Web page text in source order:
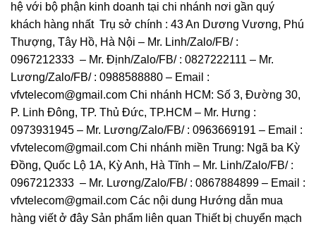
hệ với bộ phận kinh doanh tại chi nhánh nơi gần quý
khách hàng nhất Trụ sở chính : 43 An Dương Vương, Phú
Thượng, Tây Hồ, Hà Nội – Mr. Linh/Zalo/FB/ :
0967212333 – Mr. Định/Zalo/FB/ : 0827222111 – Mr.
Lương/Zalo/FB/ : 0988588880 – Email :
vfvtelecom@gmail.com Chi nhánh HCM: Số 3, Đường 30,
P. Linh Đông, TP. Thủ Đức, TP.HCM – Mr. Hưng :
0973931945 – Mr. Lương/Zalo/FB/ : 0963669191 – Email :
vfvtelecom@gmail.com Chi nhánh miền Trung: Ngã ba Kỳ
Đồng, Quốc Lộ 1A, Kỳ Anh, Hà Tĩnh – Mr. Linh/Zalo/FB/ :
0967212333 – Mr. Lương/Zalo/FB/ : 0867884899 – Email :
vfvtelecom@gmail.com Các nội dung Hướng dẫn mua
hàng viết ở đây Sản phẩm liên quan Thiết bị chuyển mạch